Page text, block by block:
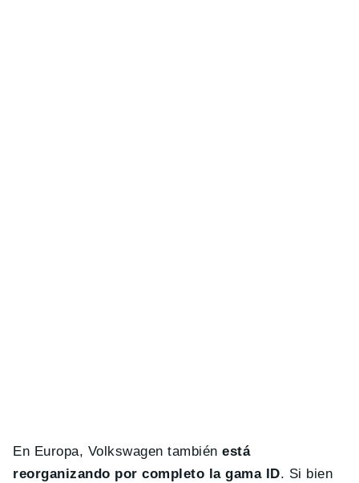
En Europa, Volkswagen tambiénestá
reorganizando por completo la gama ID. Si bien